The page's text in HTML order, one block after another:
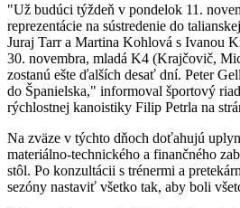
"Už budúci týždeň v pondelok 11.
reprezentácie na sústredenie do
Juraj Tarr a Martina Kohlová s Ivanou
30. novembra, mladá K4 (Krajčovič,
zostanú ešte ďalších desať dní. Peter
do Španielska," informoval športový
rýchlostnej kanoistiky Filip Petrla na
Na zväze v týchto dňoch doťahujú
materiálno-technického a finančného
stôl. Po konzultácii s trénermi a
sezóny nastaviť všetko tak, aby boli